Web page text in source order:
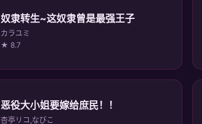
奴隶转生~这奴隶曾是最强王子
カラユミ
★ 8.7
恶役大小姐要嫁给庶民！！
杏亭リコ,なびこ